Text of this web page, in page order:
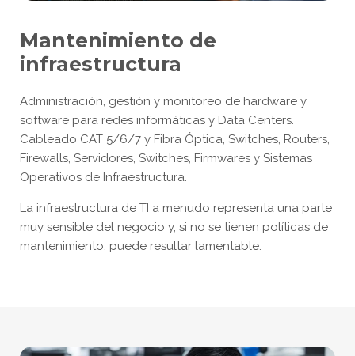
Mantenimiento de
infraestructura
Administración, gestión y monitoreo de hardware y
software para redes informáticas y Data Centers.
Cableado CAT 5/6/7 y Fibra Óptica, Switches, Routers,
Firewalls, Servidores, Switches, Firmwares y Sistemas
Operativos de Infraestructura.
La infraestructura de TI a menudo representa una parte
muy sensible del negocio y, si no se tienen políticas de
mantenimiento, puede resultar lamentable.